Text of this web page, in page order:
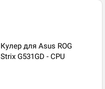
Кулер для Asus ROG
Strix G531GD - CPU